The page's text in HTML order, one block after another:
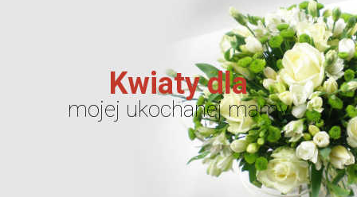
Kwiaty dla
mojej ukochanej mamy